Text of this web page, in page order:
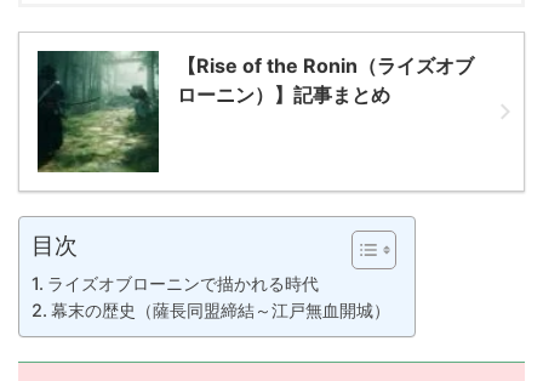
【Rise of the Ronin（ライズオブ
ローニン）】記事まとめ
目次
ライズオブローニンで描かれる時代
幕末の歴史（薩長同盟締結～江戸無血開城）